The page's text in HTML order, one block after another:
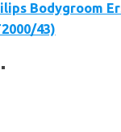
Bodygroom
43)